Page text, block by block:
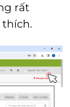
rất
thích.